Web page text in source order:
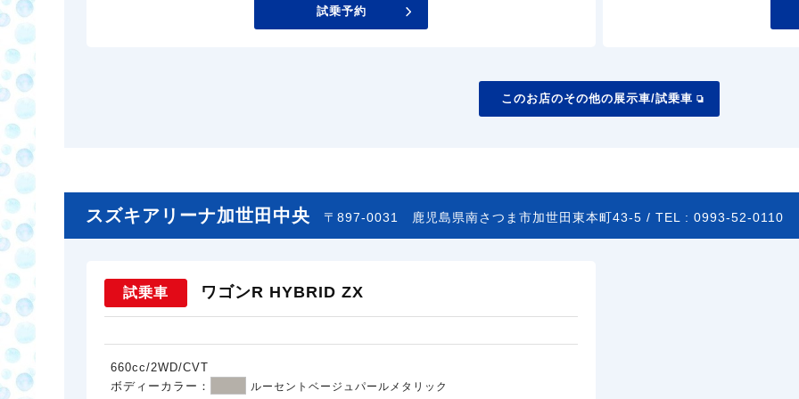
試乗予約
このお店のその他の展示車/試乗車
スズキアリーナ加世田中央 〒897-0031 鹿児島県南さつま市加世田東本町43-5 / TEL : 0993-52-0110
試乗車 ワゴンR HYBRID ZX
660cc/2WD/CVT
ボディーカラー：
ルーセントベージュパールメタリック